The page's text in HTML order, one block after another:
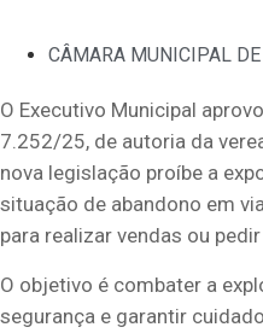
CÂMARA MUNICIPAL
O Executivo Municipal
7.252/25, de autoria da
nova legislação proíbe a
situação de abandono em
para realizar vendas ou
O objetivo é combater a
segurança e garantir